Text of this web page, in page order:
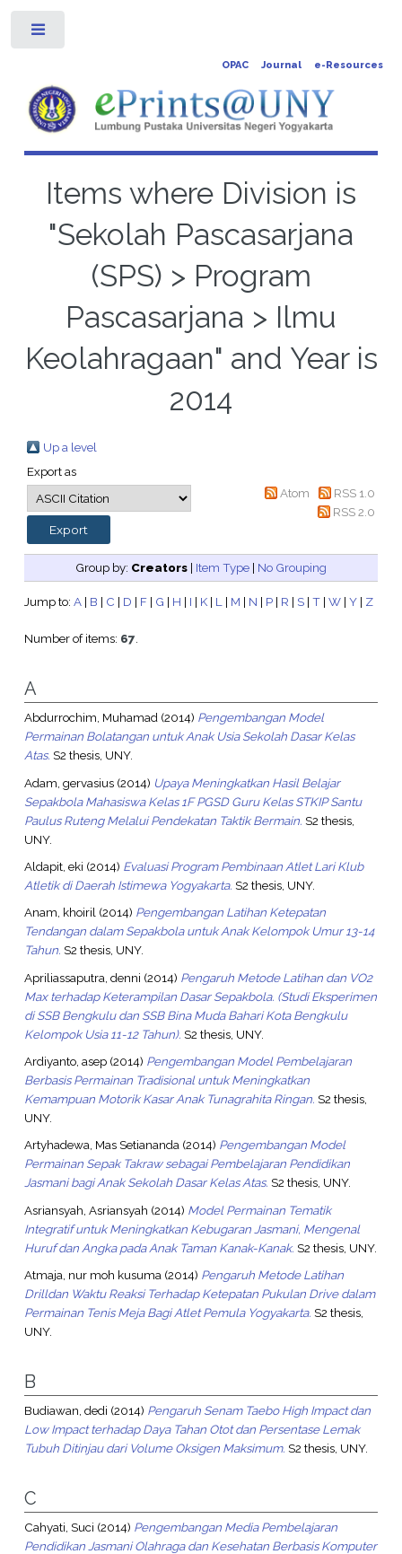
OPAC Journal e-Resources
Items where Division is
"Sekolah Pascasarjana
(SPS) > Program
Pascasarjana > Ilmu
Keolahragaan" and Year is
2014
Up a level
Export as
Atom
RSS 1.0
RSS 2.0
Group by: Creators | Item Type | No Grouping
Jump to: A| B | C | D | F| G | H | I | K| L| M | N | P| R | S| T| W| Y| Z
Number of items: 67.
A
Abdurrochim, Muhamad(2014) Pengembangan Model
Permainan Bolatangan untuk Anak Usia Sekolah Dasar Kelas
Atas. S2 thesis, UNY.
Adam, gervasius(2014) Upaya Meningkatkan Hasil Belajar
Sepakbola Mahasiswa Kelas 1F PGSD Guru Kelas STKIP Santu
Paulus Ruteng Melalui Pendekatan Taktik Bermain. S2 thesis,
UNY.
Aldapit, eki (2014) Evaluasi Program Pembinaan Atlet Lari Klub
Atletik di Daerah Istimewa Yogyakarta. S2 thesis, UNY.
Anam, khoiril(2014) Pengembangan Latihan Ketepatan
Tendangan dalam Sepakbola untuk Anak Kelompok Umur 13-14
Tahun. S2 thesis, UNY.
Apriliassaputra, denni (2014) Pengaruh Metode Latihan dan VO2
Max terhadap Keterampilan Dasar Sepakbola. (Studi Eksperimen
di SSB Bengkulu dan SSB Bina Muda Bahari Kota Bengkulu
Kelompok Usia 11-12 Tahun). S2 thesis, UNY.
Ardiyanto, asep(2014) Pengembangan Model Pembelajaran
Berbasis Permainan Tradisional untuk Meningkatkan
Kemampuan Motorik Kasar Anak Tunagrahita Ringan. S2 thesis,
UNY.
Artyhadewa, Mas Setiananda(2014) Pengembangan Model
Permainan Sepak Takraw sebagai Pembelajaran Pendidikan
Jasmani bagi Anak Sekolah Dasar Kelas Atas. S2 thesis, UNY.
Asriansyah, Asriansyah (2014) Model Permainan Tematik
Integratif untuk Meningkatkan Kebugaran Jasmani, Mengenal
Huruf dan Angka pada Anak Taman Kanak-Kanak. S2 thesis, UNY.
Atmaja, nur moh kusuma (2014) Pengaruh Metode Latihan
Drilldan Waktu Reaksi Terhadap Ketepatan Pukulan Drive dalam
Permainan Tenis Meja Bagi Atlet Pemula Yogyakarta. S2 thesis,
UNY.
B
Budiawan, dedi (2014) Pengaruh Senam Taebo High Impact dan
Low Impact terhadap Daya Tahan Otot dan Persentase Lemak
Tubuh Ditinjau dari Volume Oksigen Maksimum. S2 thesis, UNY.
C
Cahyati, Suci (2014) Pengembangan Media Pembelajaran
Pendidikan Jasmani Olahraga dan Kesehatan Berbasis Komputer